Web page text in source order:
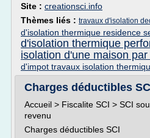
Site : creationsci.info
Thèmes liés : travaux d'isolation
d'isolation thermique residence
d'isolation thermique
isolation d'une maison
d'impot travaux isolation
Charges déductibles
Accueil > Fiscalite SCI > SCI
revenu
Charges déductibles SCI